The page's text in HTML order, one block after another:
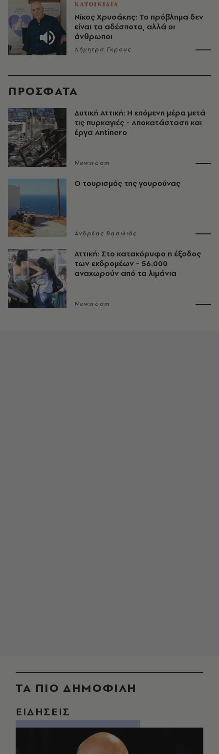
ΚΑΤΟΙΚΙΔΙΑ
Νίκος Χρυσάκης: Το πρόβλημα δεν
είναι τα αδέσποτα, αλλά οι
άνθρωποι
Δήμητρα Γκρους
ΠΡΟΣΦΑΤΑ
Δυτική Αττική: Η επόμενη μέρα μετά
τις πυρκαγιές - Αποκατάσταση και
έργα Antinero
Newsroom
Ο τουρισμός της γουρούνας
Ανδρέας Βασιλιάς
Αττική: Στο κατακόρυφο η έξοδος
των εκδρομέων - 56.000
αναχωρούν από τα λιμάνια
Newsroom
ΤΑ ΠΙΟ ΔΗΜΟΦΙΛΗ
ΕΙΔΗΣΕΙΣ